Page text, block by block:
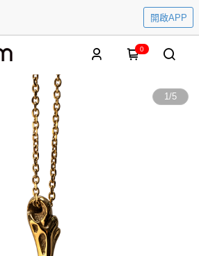
開啟APP
0
1/5